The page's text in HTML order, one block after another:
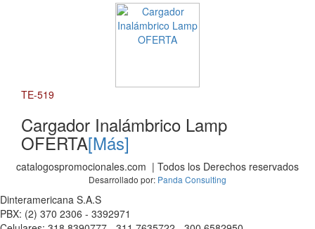
TE-519
Cargador Inalámbrico Lamp
OFERTA[Más]
catalogospromocionales.com | Todos los Derechos reservados
Desarrollado por: Panda Consulting
Dinteramericana S.A.S
PBX: (2) 370 2306 - 3392971